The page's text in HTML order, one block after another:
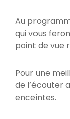
Au
qui vous
point de vue
Pour une
de l’écouter
enceintes.